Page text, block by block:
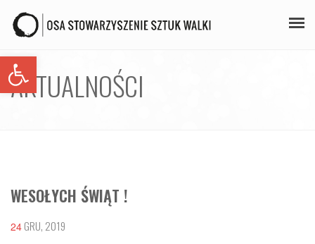
Open toolbar
AKTUALNOŚCI
WESOŁYCH ŚWIĄT !
24 GRU, 2019